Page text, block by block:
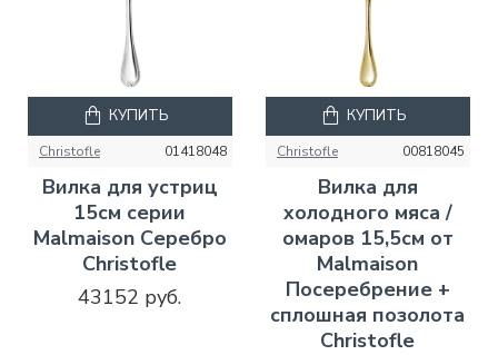
Christofle 01418048
Вилка для устриц
15см серии
Malmaison Серебро
Christofle
43152 руб.
КУПИТЬ
Christofle 00818045
Вилка для
холодного мяса /
омаров 15,5см от
Malmaison
Посеребрение +
сплошная позолота
Christofle
КУПИТЬ